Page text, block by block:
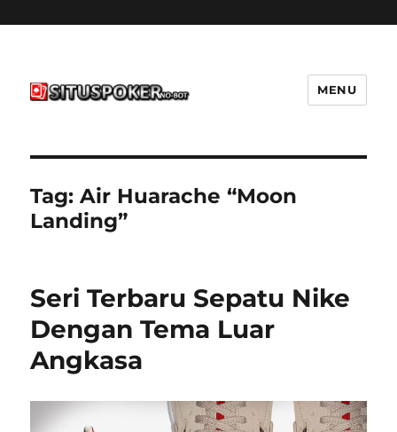
MENU
Tag:Air Huarache “Moon
Landing”
Seri Terbaru Sepatu Nike
Dengan Tema Luar
Angkasa